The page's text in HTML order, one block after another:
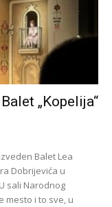
„Kopelija“
Balet Lea
Dobrijevića u
sali Narodnog
mesto i to sve, u